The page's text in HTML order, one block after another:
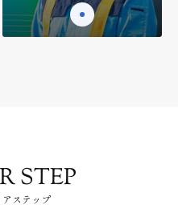
STEP
ステップ